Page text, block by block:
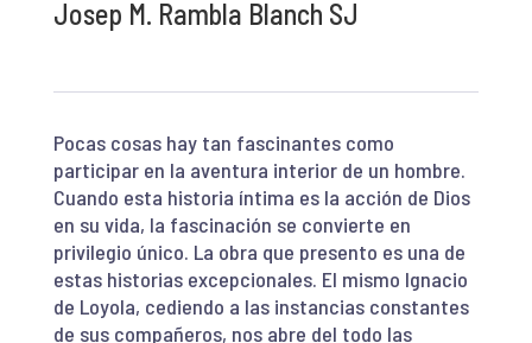
Josep M. Rambla Blanch SJ
Pocas cosas hay tan fascinantes como
participar en la aventura interior de un hombre.
Cuando esta historia íntima es la acción de Dios
en su vida, la fascinación se convierte en
privilegio único. La obra que presento es una de
estas historias excepcionales. El mismo Ignacio
de Loyola, cediendo a las instancias constantes
de sus compañeros, nos abre del todo las